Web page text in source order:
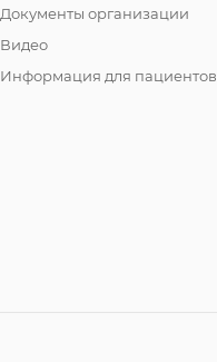
Документы организации
Видео
Информация для пациентов